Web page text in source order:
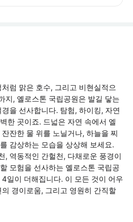
럼 맑은 호수, 그리고 비현실적으
지, 옐로스톤 국립공원은 발길 닿는
을 선사합니다. 탐험, 하이킹, 자연
한 곳이죠. 드넓은 자연 속에서 엘
잔한 물 위를 노닐거나, 하늘을 찌
감상하는 모습을 상상해 보세요.
, 역동적인 간헐천, 다채로운 풍경이
모험을 선사하는 옐로스톤 국립공
일이 더해집니다. 이 모든 것이 어우
경이로움, 그리고 영원히 간직할